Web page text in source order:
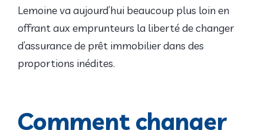
Lemoine va aujourd’hui beaucoup plus loin en
offrant aux emprunteurs la liberté de changer
d’assurance de prêt immobilier dans des
proportions inédites.
Comment changer